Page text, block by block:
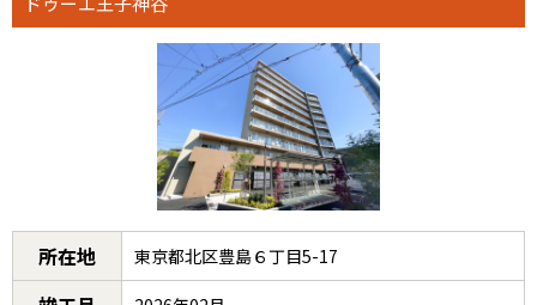
所在地 東京都北区豊島６丁目5-17